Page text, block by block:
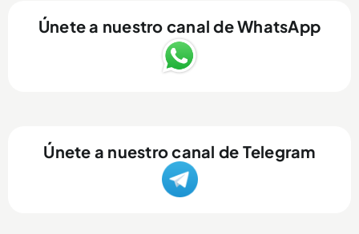
Únete a nuestro canal de WhatsApp
Únete a nuestro canal de Telegram